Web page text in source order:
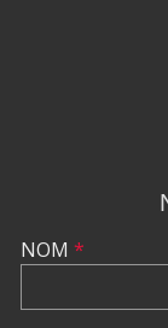
NOM *